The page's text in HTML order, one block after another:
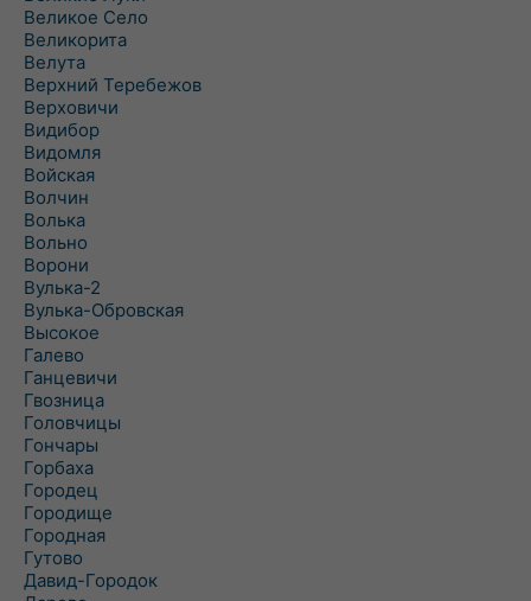
Великое Село
Великорита
Велута
Верхний Теребежов
Верховичи
Видибор
Видомля
Войская
Волчин
Волька
Вольно
Ворони
Вулька-2
Вулька-Обровская
Высокое
Галево
Ганцевичи
Гвозница
Головчицы
Гончары
Горбаха
Городец
Городище
Городная
Гутово
Давид-Городок